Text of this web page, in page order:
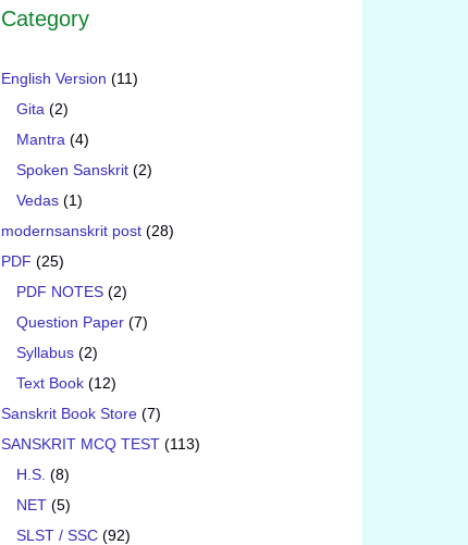
Category
English Version (11)
Gita (2)
Mantra (4)
Spoken Sanskrit (2)
Vedas (1)
modernsanskrit post (28)
PDF (25)
PDF NOTES (2)
Question Paper (7)
Syllabus (2)
Text Book (12)
Sanskrit Book Store (7)
SANSKRIT MCQ TEST (113)
H.S. (8)
NET (5)
SLST / SSC (92)